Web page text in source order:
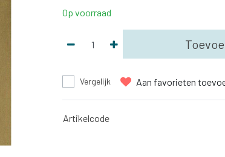
Op voorraad
Vergelijk Aan favorieten
Artikelcode